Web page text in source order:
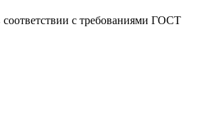
с требованиями ГОСТ